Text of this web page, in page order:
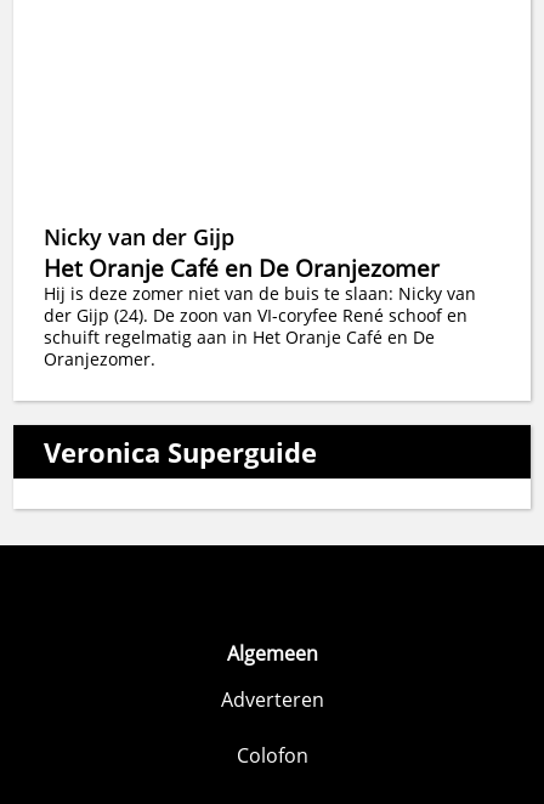
Nicky van der Gijp
Het Oranje Café en De Oranjezomer
Hij is deze zomer niet van de buis te slaan: Nicky van
der Gijp (24). De zoon van VI-coryfee René schoof en
schuift regelmatig aan in Het Oranje Café en De
Oranjezomer.
Veronica Superguide
Algemeen
Adverteren
Colofon